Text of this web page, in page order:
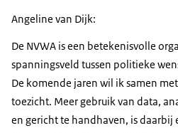
Angeline van Dijk:
De NVWA is een betekenisvolle
spanningsveld tussen politieke
De komende jaren wil ik samen
toezicht. Meer gebruik van data,
en gericht te handhaven, is daarbij